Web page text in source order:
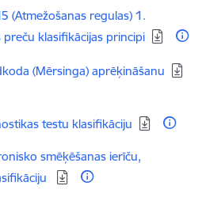
(Atmežošanas regulas) 1.
klasifikācijas principi
(Mērsinga) aprēķināšanu
testu klasifikāciju
smēķēšanas ierīču,